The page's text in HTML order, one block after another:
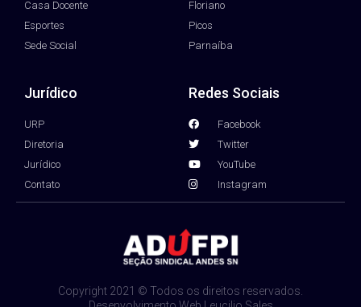
Casa Docente
Esportes
Sede Social
Floriano
Picos
Parnaíba
Jurídico
URP
Diretoria
Jurídico
Contato
Redes Sociais
Facebook
Twitter
YouTube
Instagram
Copyright 2021 © Todos os direitos reservados.